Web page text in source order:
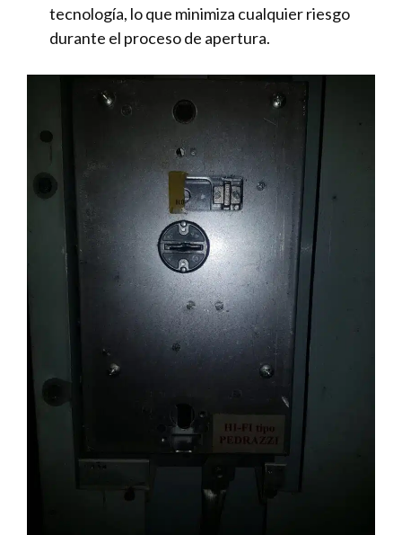
tecnología, lo que minimiza cualquier riesgo
durante el proceso de apertura.